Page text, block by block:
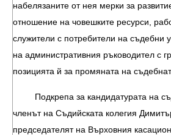
набелязаните от нея мерки за
отношение на човешките ресурси,
служители с потребители на съдебни
на административния ръководител с
позицията й за промяната на
Подкрепа за кандидатурата на
членът на Съдийската колегия
председателят на Върховния